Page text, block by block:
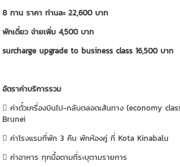
8 ทาน ราคา ท่านละ 22,600 บาท
พักเดี่ยว จ่ายเพิ่ม 4,500 บาท
surcharge upgrade to business class 16,500 บาท
อัตราค่าบริการรวม
 ค่าตั๋วเครื่องบินไป-กลับตลอดเส้นทาง (economy
Brunei
 ค่าโรงแรมที่พัก 3 คืน พักห้องคู่ ที่ Kota Kinabalu
 ค่าอาหาร ทุกมื้อตามที่ระบุตามรายการ